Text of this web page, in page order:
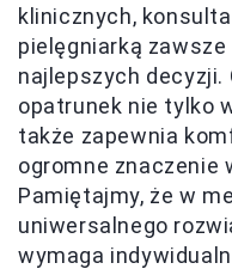
klinicznych,
pielęgniarką
najlepszych decyzji.
opatrunek nie tylko
także zapewnia
ogromne znaczenie
Pamiętajmy, że w
uniwersalnego
wymaga